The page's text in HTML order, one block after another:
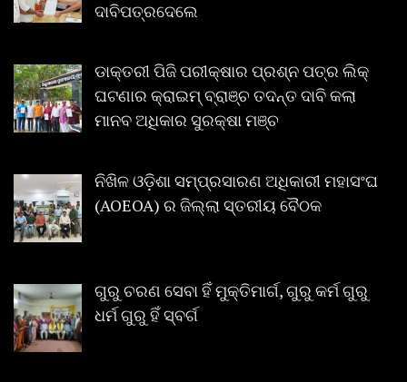
ଦାବିପତ୍ରଦେଲେ
ଡାକ୍ତରୀ ପିଜି ପରୀକ୍ଷାର ପ୍ରଶ୍ନ ପତ୍ର ଲିକ୍
ଘଟଣାର କ୍ରାଇମ୍ ବ୍ରାଞ୍ଚ ତଦନ୍ତ ଦାବି କଲା
ମାନବ ଅଧିକାର ସୁରକ୍ଷା ମଞ୍ଚ
ନିଖିଳ ଓଡ଼ିଶା ସମ୍ପ୍ରସାରଣ ଅଧିକାରୀ ମହାସଂଘ
(AOEOA) ର ଜିଲ୍ଲା ସ୍ତରୀୟ ବୈଠକ
ଗୁରୁ ଚରଣ ସେବା ହିଁ ମୁକ୍ତିମାର୍ଗ, ଗୁରୁ କର୍ମ ଗୁରୁ
ଧର୍ମ ଗୁରୁ ହିଁ ସ୍ବର୍ଗ